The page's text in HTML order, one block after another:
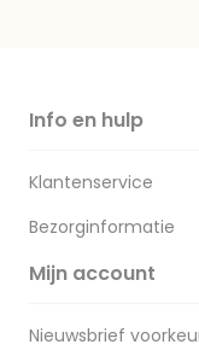
Info en hulp
Klantenservice
Bezorginformatie
Mijn account
Nieuwsbrief